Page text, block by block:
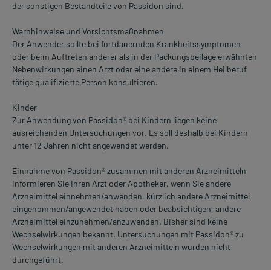
der sonstigen Bestandteile von Passidon sind.
Warnhinweise und Vorsichtsmaßnahmen
Der Anwender sollte bei fortdauernden Krankheitssymptomen
oder beim Auftreten anderer als in der Packungsbeilage erwähnten
Nebenwirkungen einen Arzt oder eine andere in einem Heilberuf
tätige qualifizierte Person konsultieren.
Kinder
Zur Anwendung von Passidon® bei Kindern liegen keine
ausreichenden Untersuchungen vor. Es soll deshalb bei Kindern
unter 12 Jahren nicht angewendet werden.
Einnahme von Passidon® zusammen mit anderen Arzneimitteln
Informieren Sie Ihren Arzt oder Apotheker, wenn Sie andere
Arzneimittel einnehmen/anwenden, kürzlich andere Arzneimittel
eingenommen/angewendet haben oder beabsichtigen, andere
Arzneimittel einzunehmen/anzuwenden. Bisher sind keine
Wechselwirkungen bekannt. Untersuchungen mit Passidon® zu
Wechselwirkungen mit anderen Arzneimitteln wurden nicht
durchgeführt.